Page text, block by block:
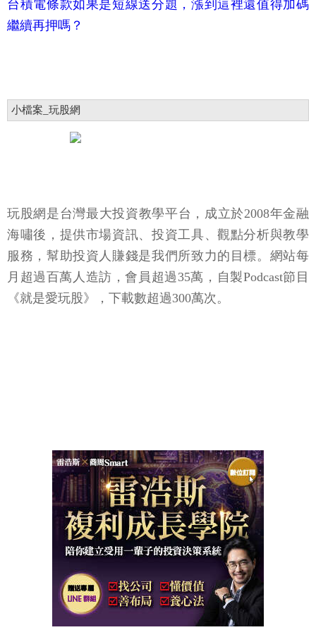
台積電條款如果是短線送分題，漲到這裡還值得加碼
繼續再押嗎？
小檔案_玩股網
玩股網是台灣最大投資教學平台，成立於2008年金融
海嘯後，提供市場資訊、投資工具、觀點分析與教學
服務，幫助投資人賺錢是我們所致力的目標。網站每
月超過百萬人造訪，會員超過35萬，自製Podcast節目
《就是愛玩股》，下載數超過300萬次。